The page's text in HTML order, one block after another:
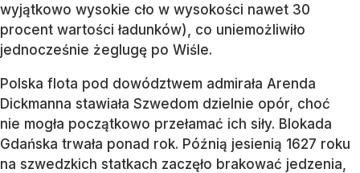
wyjątkowo wysokie cło w wysokości nawet 30
procent wartości ładunków), co uniemożliwiło
jednocześnie żeglugę po Wiśle.
Polska flota pod dowództwem admirała Arenda
Dickmanna stawiała Szwedom dzielnie opór, choć
nie mogła początkowo przełamać ich siły. Blokada
Gdańska trwała ponad rok. Późnią jesienią 1627 roku
na szwedzkich statkach zaczęło brakować jedzenia,